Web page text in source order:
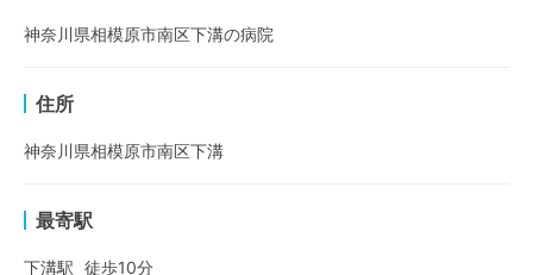
神奈川県相模原市南区下溝の病院
住所
神奈川県相模原市南区下溝
最寄駅
下溝駅 徒歩10分